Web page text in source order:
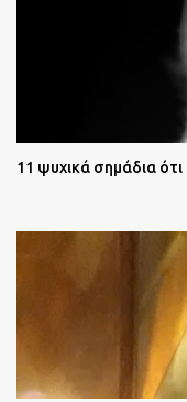
11 ψυχικά σημάδια